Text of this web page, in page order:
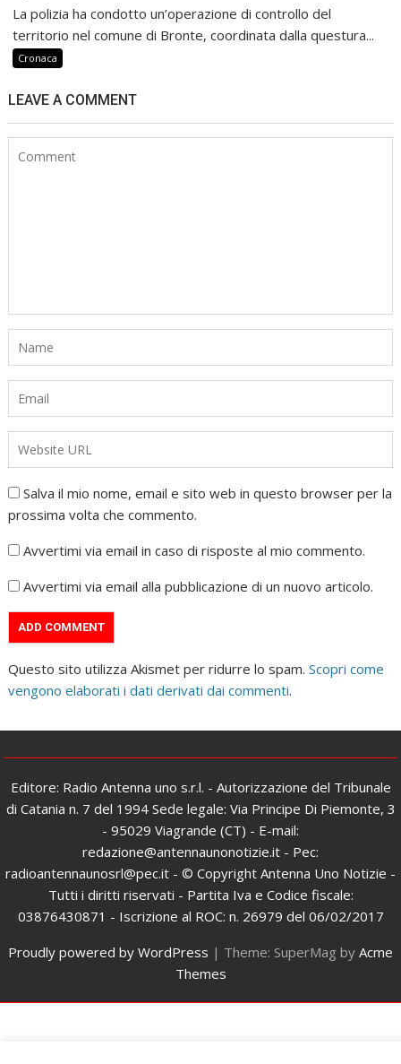
La polizia ha condotto un’operazione di controllo del
territorio nel comune di Bronte, coordinata dalla questura...
Cronaca
LEAVE A COMMENT
Salva il mio nome, email e sito web in questo browser per la
prossima volta che commento.
Avvertimi via email in caso di risposte al mio commento.
Avvertimi via email alla pubblicazione di un nuovo articolo.
Questo sito utilizza Akismet per ridurre lo spam.Scopri come
vengono elaborati i dati derivati dai commenti.
Editore: Radio Antenna uno s.r.l. - Autorizzazione del Tribunale
di Catania n. 7 del 1994 Sede legale: Via Principe Di Piemonte, 3
- 95029 Viagrande (CT) - E-mail:
redazione@antennaunonotizie.it - Pec:
radioantennaunosrl@pec.it - © Copyright Antenna Uno Notizie -
Tutti i diritti riservati - Partita Iva e Codice fiscale:
03876430871 - Iscrizione al ROC: n. 26979 del 06/02/2017
Proudly powered by WordPress | Theme: SuperMag by Acme
Themes